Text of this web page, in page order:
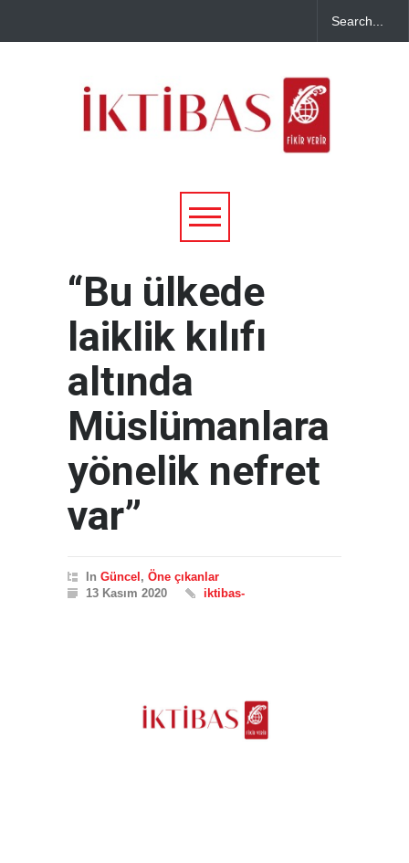
“Bu ülkede
laiklik kılıfı
altında
Müslümanlara
yönelik nefret
var”
In Güncel, Öne çıkanlar
13 Kasım 2020
iktibas-